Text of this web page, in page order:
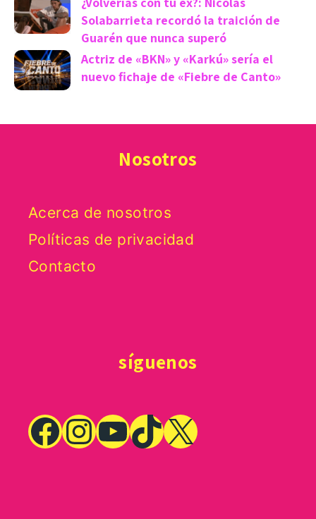
Solabarrieta recordó la traición de
Guarén que nunca superó
Actriz de «BKN» y «Karkú» sería el
nuevo fichaje de «Fiebre de Canto»
Nosotros
Acerca de nosotros
Políticas de privacidad
Contacto
síguenos